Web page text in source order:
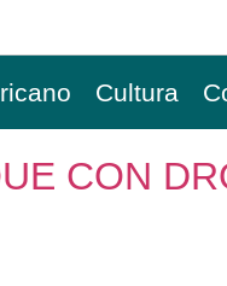
Cultura
CON